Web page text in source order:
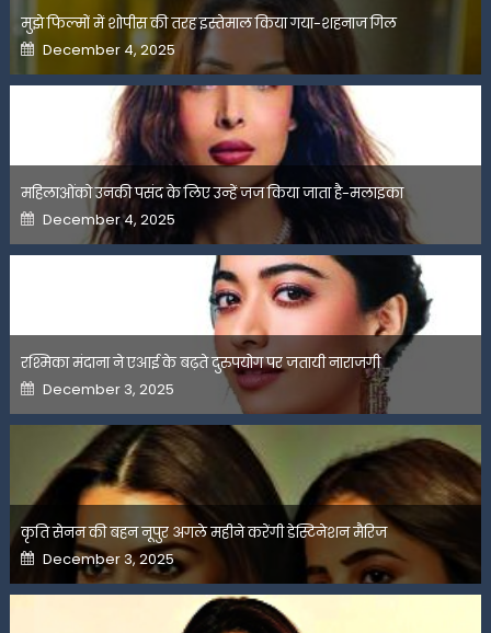
मुझे फिल्मों में शोपीस की तरह इस्तेमाल किया गया-शहनाज गिल
Posted
on
December 4, 2025
महिलाओंको उनकी पसंद के लिए उन्हें जज किया जाता है-मलाइका
Posted
on
December 4, 2025
रश्मिका मंदाना ने एआई के बढ़ते दुरुपयोग पर जतायी नाराजगी
Posted
on
December 3, 2025
कृति सेनन की बहन नूपुर अगले महीने करेंगी डेस्टिनेशन मैरिज
Posted
on
December 3, 2025